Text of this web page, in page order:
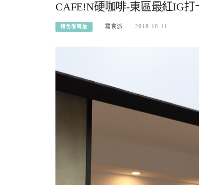
CAFE!N硬咖啡-東區最紅IG
特色咖啡廳 寫食派 2018-10-11